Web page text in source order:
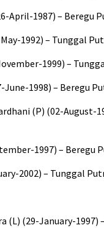
April-1987) – Beregu
1992) – Tunggal
1999) –
1998) – Beregu
(P) (02-August-
1997) – Beregu
2002) – Tunggal
(L) (29-January-1997)